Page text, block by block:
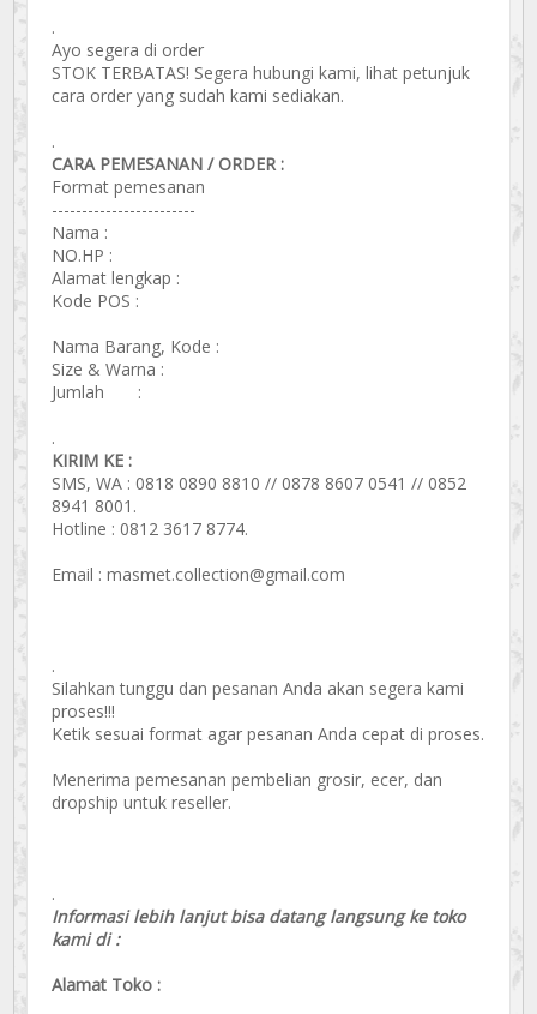
.
Ayo segera di order
STOK TERBATAS! Segera hubungi kami, lihat petunjuk
cara order yang sudah kami sediakan.
.
CARA PEMESANAN / ORDER :
Format pemesanan
------------------------
Nama :
NO.HP :
Alamat lengkap :
Kode POS :
Nama Barang, Kode :
Size & Warna :
Jumlah :
.
KIRIM KE :
SMS, WA : 0818 0890 8810 // 0878 8607 0541 // 0852
8941 8001.
Hotline : 0812 3617 8774.
Email : masmet.collection@gmail.com
.
Silahkan tunggu dan pesanan Anda akan segera kami
proses!!!
Ketik sesuai format agar pesanan Anda cepat di proses.
Menerima pemesanan pembelian grosir, ecer, dan
dropship untuk reseller.
.
Informasi lebih lanjut bisa datang langsung ke toko
kami di :
Alamat Toko :